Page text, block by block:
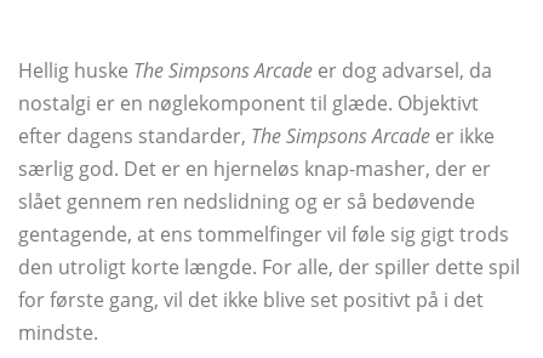
Hellig huske The Simpsons Arcade er dog advarsel, da
nostalgi er en nøglekomponent til glæde. Objektivt
efter dagens standarder, The Simpsons Arcade er ikke
særlig god. Det er en hjerneløs knap-masher, der er
slået gennem ren nedslidning og er så bedøvende
gentagende, at ens tommelfinger vil føle sig gigt trods
den utroligt korte længde. For alle, der spiller dette spil
for første gang, vil det ikke blive set positivt på i det
mindste.